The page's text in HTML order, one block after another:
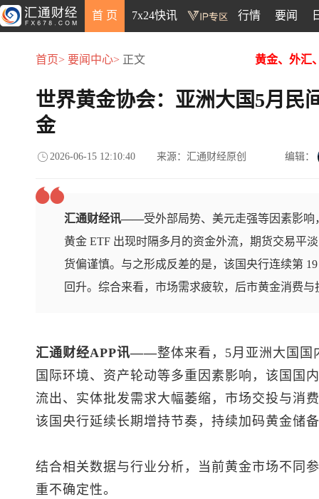
首 页 7x24快讯 行情 要闻
首页> 要闻中心> 正文 黄金、外汇
世界黄金协会：亚洲大国5月民
金
2026-06-15 12:10:40 来源：汇通财经原创 编辑：
汇通财经讯——受外部局势、美元走强等因素影
黄金 ETF 出现时隔多月的资金外流，期货交易平
货偏谨慎。与之形成反差的是，该国央行连续第
回升。综合来看，市场需求疲软，后市黄金消费
汇通财经APP讯——整体来看，5月亚洲大国
国际环境、资产轮动等多重因素影响，该国国
流出、实体批发需求大幅萎缩，市场交投与消
该国央行延续长期增持节奏，持续加码黄金储
结合相关数据与行业分析，当前黄金市场不同
重不确定性。